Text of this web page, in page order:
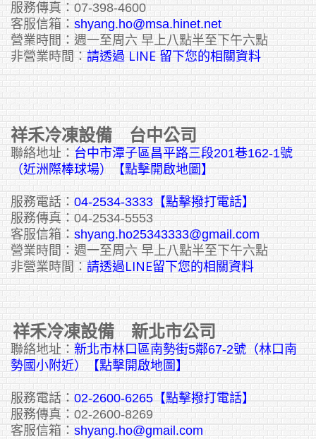
服務傳真：07-398-4600
客服信箱： shyang.ho@msa.hinet.net
營業時間：週一至周六 早上八點半至下午六點
非營業時間： 請透過 LINE 留下您的相關資料
祥禾冷凍設備 台中公司
聯絡地址： 台中市潭子區昌平路三段201巷162-1號
（近洲際棒球場）【點擊開啟地圖】
服務電話： 04-2534-3333 【點擊撥打電話】
服務傳真：04-2534-5553
客服信箱： shyang.ho25343333@gmail.com
營業時間：週一至周六 早上八點半至下午六點
非營業時間： 請透過LINE留下您的相關資料
祥禾冷凍設備 新北市公司
聯絡地址： 新北市林口區南勢街5鄰67-2號（林口南
勢國小附近）【點擊開啟地圖】
服務電話： 02-2600-6265 【點擊撥打電話】
服務傳真：02-2600-8269
客服信箱： shyang.ho@gmail.com